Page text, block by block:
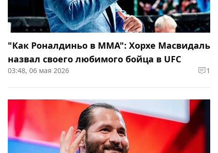
"Как Роналдиньо в ММА": Хорхе Масвидаль
назвал своего любимого бойца в UFC
03:48, 06 мая 2026 1